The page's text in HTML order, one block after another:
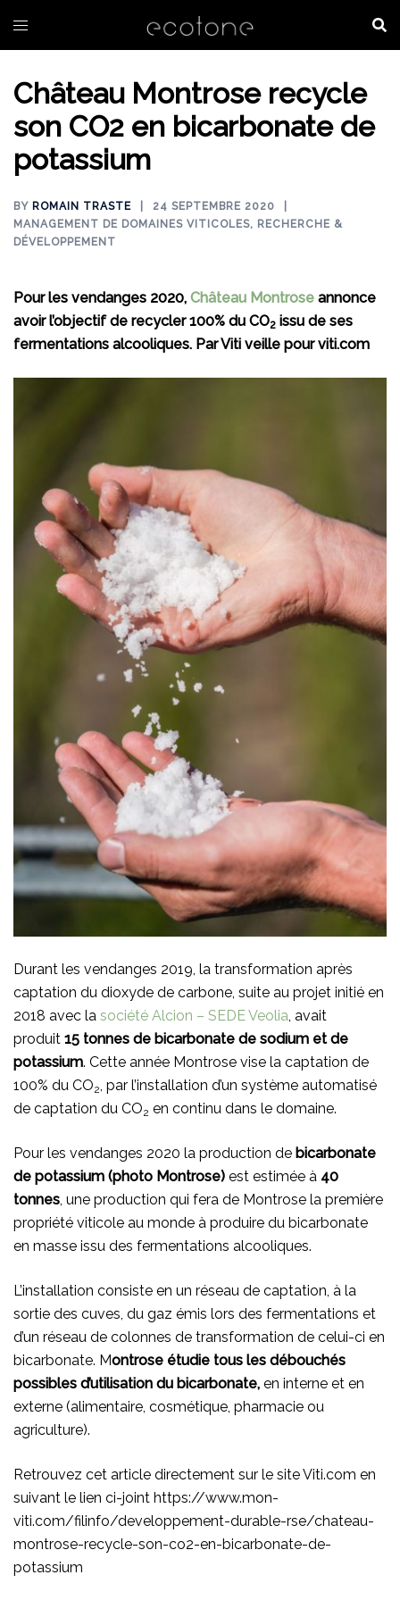
au
Château Montrose recycle
son CO2 en bicarbonate de
potassium
BY ROMAIN TRASTE
24 SEPTEMBRE 2020
MANAGEMENT DE DOMAINES VITICOLES, RECHERCHE &
DÉVELOPPEMENT
Pour les vendanges 2020, Château Montrose annonce
avoir l’objectif de recycler 100% du CO2 issu de ses
fermentations alcooliques. Par Viti veille pour viti.com
Durant les vendanges 2019, la transformation après
captation du dioxyde de carbone, suite au projet initié en
2018 avec la société Alcion – SEDE Veolia, avait
produit 15 tonnes de bicarbonate de sodium et de
potassium. Cette année Montrose vise la captation de
100% du CO2, par l’installation d’un système automatisé
de captation du CO2 en continu dans le domaine.
Pour les vendanges 2020 la production de bicarbonate
de potassium (photo Montrose) est estimée à 40
tonnes, une production qui fera de Montrose la première
propriété viticole au monde à produire du bicarbonate
en masse issu des fermentations alcooliques.
L’installation consiste en un réseau de captation, à la
sortie des cuves, du gaz émis lors des fermentations et
d’un réseau de colonnes de transformation de celui-ci en
bicarbonate. Montrose étudie tous les débouchés
possibles d’utilisation du bicarbonate, en interne et en
externe (alimentaire, cosmétique, pharmacie ou
agriculture).
Retrouvez cet article directement sur le site Viti.com en
suivant le lien ci-joint https://www.mon-
viti.com/filinfo/developpement-durable-rse/chateau-
montrose-recycle-son-co2-en-bicarbonate-de-
potassium